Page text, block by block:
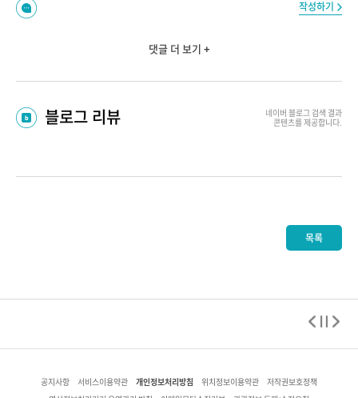
작성하기
댓글 더 보기 +
블로그 리뷰 네이버 블로그 검색 결과
콘텐츠를 제공합니다.
목록
공지사항 서비스이용약관 개인정보처리방침 위치정보이용약관 저작권보호정책